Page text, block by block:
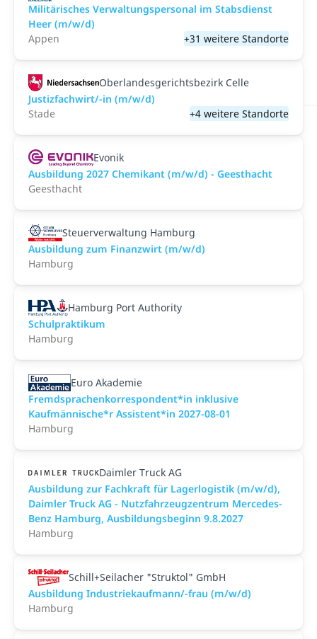
Militärisches Verwaltungspersonal im Stabsdienst
Heer (m/w/d)
Appen
+31 weitere Standorte
Oberlandesgerichtsbezirk Celle
Justizfachwirt/-in (m/w/d)
Stade
+4 weitere Standorte
Evonik
Ausbildung 2027 Chemikant (m/w/d) - Geesthacht
Geesthacht
Steuerverwaltung Hamburg
Ausbildung zum Finanzwirt (m/w/d)
Hamburg
Hamburg Port Authority
Schulpraktikum
Hamburg
Euro Akademie
Fremdsprachenkorrespondent*in inklusive
Kaufmännische*r Assistent*in 2027-08-01
Hamburg
Daimler Truck AG
Ausbildung zur Fachkraft für Lagerlogistik (m/w/d),
Daimler Truck AG - Nutzfahrzeugzentrum Mercedes-
Benz Hamburg, Ausbildungsbeginn 9.8.2027
Hamburg
Schill+Seilacher "Struktol" GmbH
Ausbildung Industriekaufmann/-frau (m/w/d)
Hamburg